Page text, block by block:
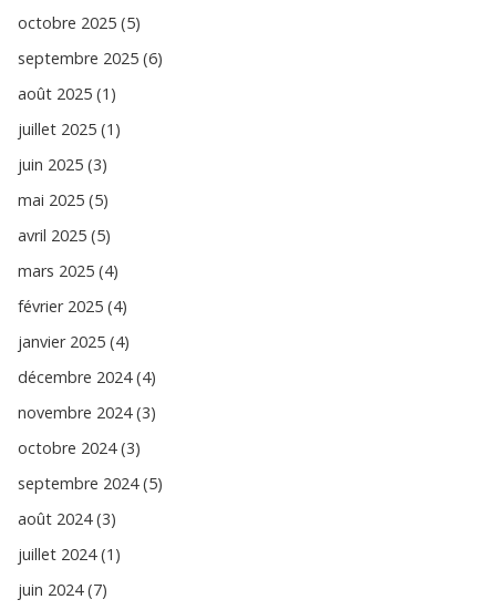
octobre 2025 (5)
septembre 2025 (6)
août 2025 (1)
juillet 2025 (1)
juin 2025 (3)
mai 2025 (5)
avril 2025 (5)
mars 2025 (4)
février 2025 (4)
janvier 2025 (4)
décembre 2024 (4)
novembre 2024 (3)
octobre 2024 (3)
septembre 2024 (5)
août 2024 (3)
juillet 2024 (1)
juin 2024 (7)